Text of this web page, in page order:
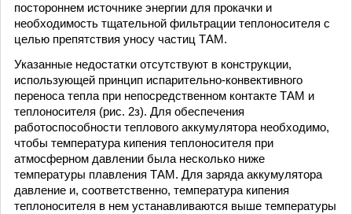
постороннем источнике энергии для прокачки и
необходимость тщательной фильтрации теплоносителя с
целью препятствия уносу частиц ТАМ.
Указанные недостатки отсутствуют в конструкции,
использующей принцип испарительно-конвективного
переноса тепла при непосредственном контакте ТАМ и
теплоносителя (рис. 2з). Для обеспечения
работоспособности теплового аккумулятора необходимо,
чтобы температура кипения теплоносителя при
атмосферном давлении была несколько ниже
температуры плавления ТАМ. Для заряда аккумулятора
давление и, соответственно, температура кипения
теплоносителя в нем устанавливаются выше температуры